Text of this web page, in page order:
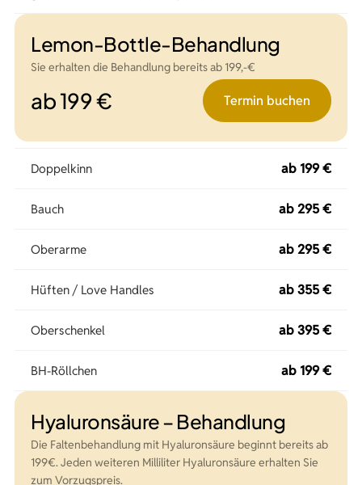
Lemon-Bottle-Behandlung
Sie erhalten die Behandlung bereits ab 199,-€
ab 199 € Termin buchen
Doppelkinn ab 199 €
Bauch ab 295 €
Oberarme ab 295 €
Hüften / Love Handles ab 355 €
Oberschenkel ab 395 €
BH-Röllchen ab 199 €
Hyaluronsäure – Behandlung
Die Faltenbehandlung mit Hyaluronsäure beginnt bereits ab
199€. Jeden weiteren Milliliter Hyaluronsäure erhalten Sie
zum Vorzugspreis.